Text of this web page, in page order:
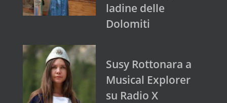
ladine delle
Dolomiti
Susy Rottonara a
Musical Explorer
su Radio X